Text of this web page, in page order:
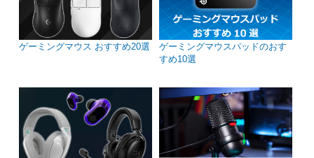
ゲーミングマウス おすすめ20選
ゲーミングマウスパッドのおす
すめ10選